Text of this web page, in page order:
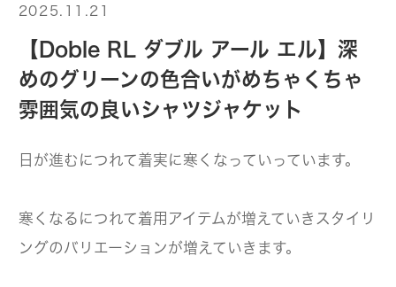
2025.11.21
【Doble RL ダブル アール エル】深
めのグリーンの色合いがめちゃくちゃ
雰囲気の良いシャツジャケット
日が進むにつれて着実に寒くなっていっています。
寒くなるにつれて着用アイテムが増えていきスタイリ
ングのバリエーションが増えていきます。